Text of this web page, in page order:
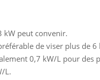
kW peut convenir.
de viser plus de 6
0,7 kW/L pour des
L.